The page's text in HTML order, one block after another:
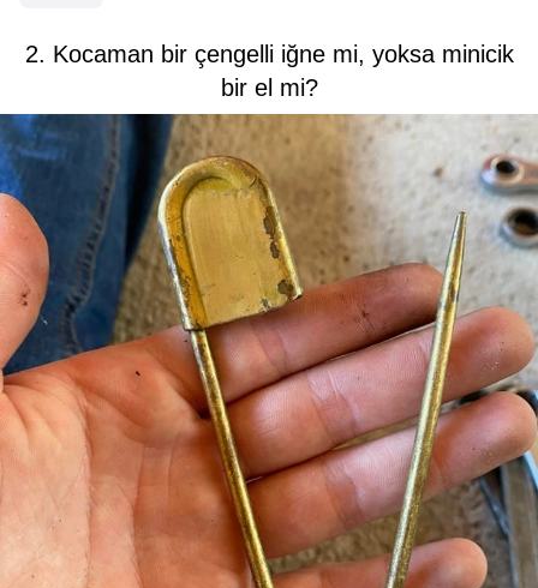
2. Kocaman bir çengelli iğne mi, yoksa minicik
bir el mi?